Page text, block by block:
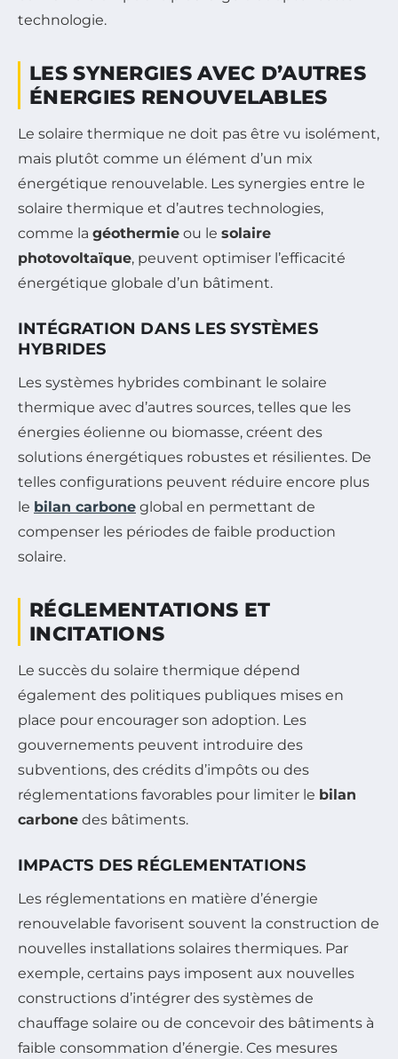
technologie.
LES SYNERGIES AVEC D’AUTRES
ÉNERGIES RENOUVELABLES
Le solaire thermique ne doit pas être vu isolément,
mais plutôt comme un élément d’un mix
énergétique renouvelable. Les synergies entre le
solaire thermique et d’autres technologies,
comme la géothermie ou le solaire
photovoltaïque, peuvent optimiser l’efficacité
énergétique globale d’un bâtiment.
INTÉGRATION DANS LES SYSTÈMES
HYBRIDES
Les systèmes hybrides combinant le solaire
thermique avec d’autres sources, telles que les
énergies éolienne ou biomasse, créent des
solutions énergétiques robustes et résilientes. De
telles configurations peuvent réduire encore plus
le bilan carbone global en permettant de
compenser les périodes de faible production
solaire.
RÉGLEMENTATIONS ET
INCITATIONS
Le succès du solaire thermique dépend
également des politiques publiques mises en
place pour encourager son adoption. Les
gouvernements peuvent introduire des
subventions, des crédits d’impôts ou des
réglementations favorables pour limiter le bilan
carbone des bâtiments.
IMPACTS DES RÉGLEMENTATIONS
Les réglementations en matière d’énergie
renouvelable favorisent souvent la construction de
nouvelles installations solaires thermiques. Par
exemple, certains pays imposent aux nouvelles
constructions d’intégrer des systèmes de
chauffage solaire ou de concevoir des bâtiments à
faible consommation d’énergie. Ces mesures